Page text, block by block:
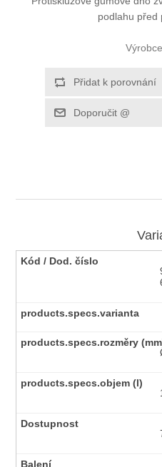
podlahu před